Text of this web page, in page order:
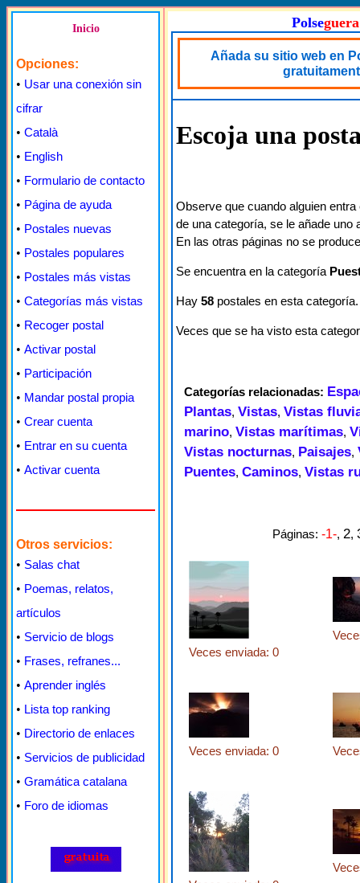
Inicio
Opciones:
• Usar una conexión sin
cifrar
• Català
• English
• Formulario de contacto
• Página de ayuda
• Postales nuevas
• Postales populares
• Postales más vistas
• Categorías más vistas
• Recoger postal
• Activar postal
• Participación
• Mandar postal propia
• Crear cuenta
• Entrar en su cuenta
• Activar cuenta
Otros servicios:
• Salas chat
• Poemas, relatos,
artículos
• Servicio de blogs
• Frases, refranes...
• Aprender inglés
• Lista top ranking
• Directorio de enlaces
• Servicios de publicidad
• Gramática catalana
• Foro de idiomas
Polseguera
Añada su sitio web en
Escoja una
Observe que cuando alguien
de una categoría, se le añade uno
En las otras páginas no se
Se encuentra en la categoría
Hay 58 postales en esta categoría.
Veces que se ha visto esta
Categorías relacionadas:
Plantas, Vistas, Vistas
marino, Vistas marítimas,
Vistas nocturnas, Paisajes,
Puentes, Caminos, Vistas
Páginas: -1-, 2,
Veces enviada: 0
Veces enviada: 0